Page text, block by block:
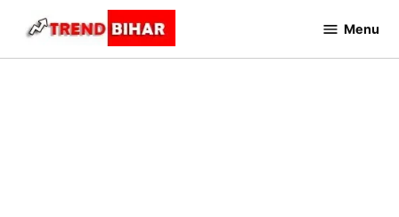
content
Bihar
Menu